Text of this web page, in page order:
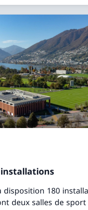
disposition 180
deux salles de